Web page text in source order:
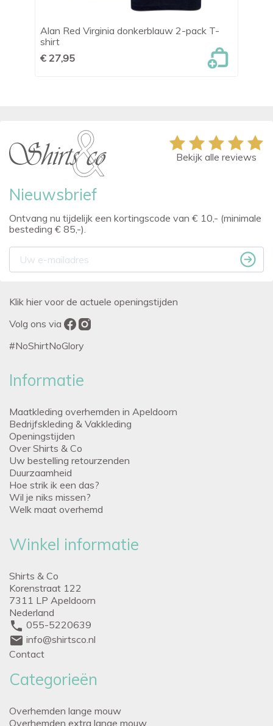
Alan Red Virginia donkerblauw 2-pack T-
shirt
€ 27,95
Nieuwsbrief
Ontvang nu tijdelijk een kortingscode van € 10,- (minimale
besteding € 85,-).
Bekijk alle reviews
Klik hier voor de actuele openingstijden
Volg ons via
#NoShirtNoGlory
Informatie
Maatkleding overhemden in Apeldoorn
Bedrijfskleding & Vakkleding
Openingstijden
Over Shirts & Co
Uw bestelling retourzenden
Duurzaamheid
Hoe strik ik een das?
Wil je niks missen?
Welk maat overhemd
Winkel informatie
Shirts & Co
Korenstraat 122
7311 LP Apeldoorn
Nederland
phone 055-5220639
mail info@shirtsco.nl
Contact
Categorieën
Overhemden lange mouw
Overhemden extra lange mouw